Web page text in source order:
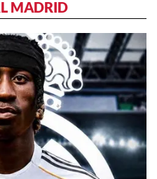
MADRID